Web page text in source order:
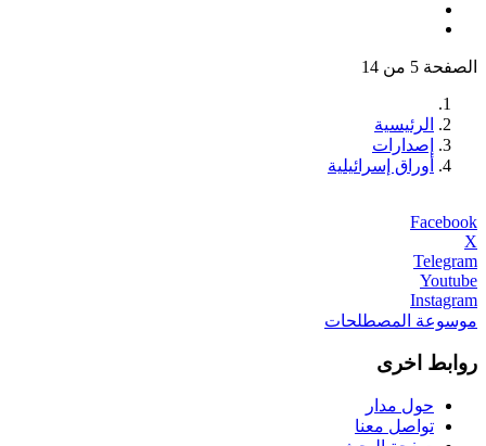
الصفحة 5 من 14
الرئيسية
إصدارات
أوراق إسرائيلية
Facebook
X
Telegram
Youtube
Instagram
موسوعة المصطلحات
روابط اخرى
حول مدار
تواصل معنا